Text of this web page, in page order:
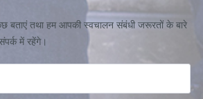
बताएं तथा हम आपकी स्वचालन संबंधी जरूरतों के बारे
में रहेंगे।